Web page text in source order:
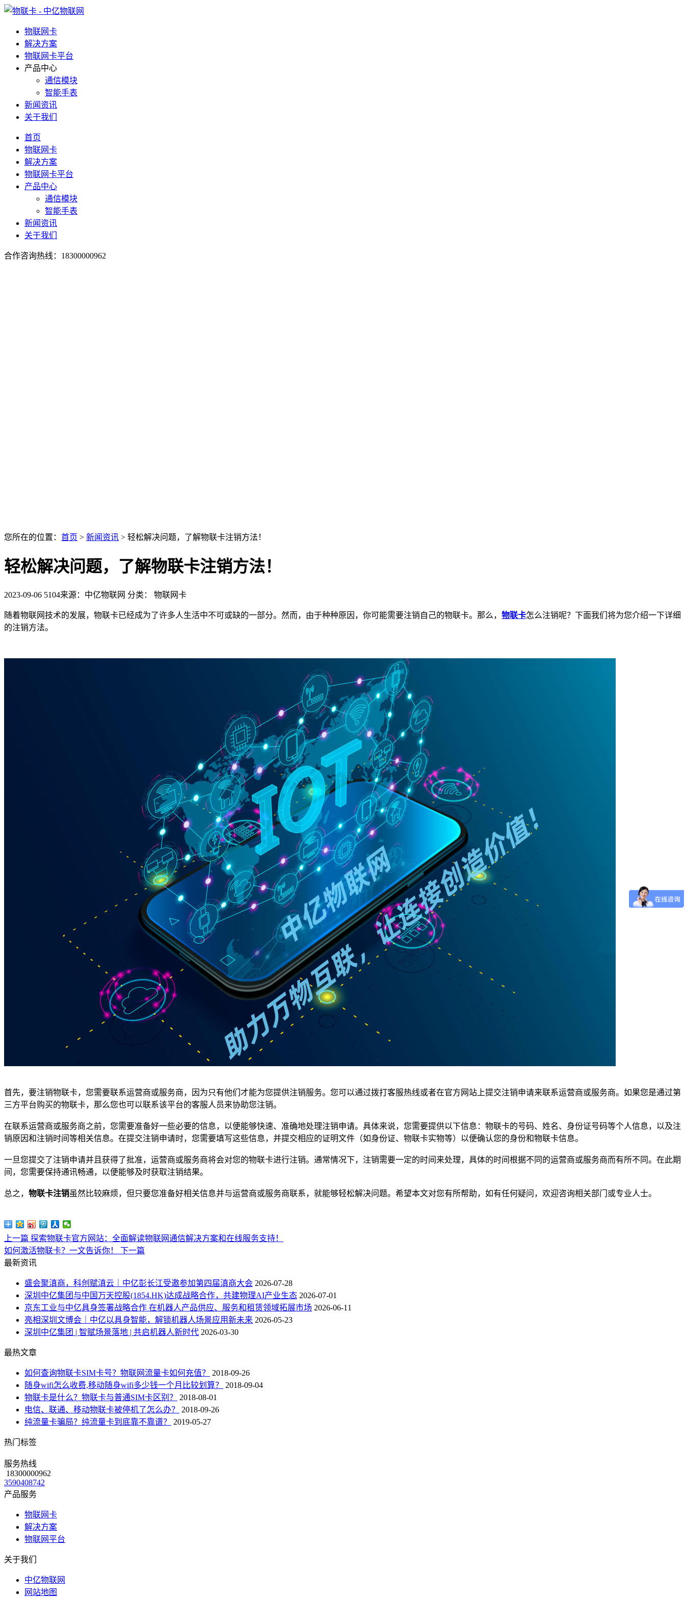
物联网卡
解决方案
物联网卡平台
产品中心
通信模块
智能手表
新闻资讯
关于我们
首页
物联网卡
解决方案
物联网卡平台
产品中心
通信模块
智能手表
新闻资讯
关于我们
合作咨询热线： 18300000962
您所在的位置： 首页 > 新闻资讯 > 轻松解决问题，了解物联卡注销方法！
轻松解决问题，了解物联卡注销方法！
2023-09-06 5104来源：中亿物联网 分类： 物联网卡
随着物联网技术的发展，物联卡已经成为了许多人生活中不可或缺的一部分。然而，由于种种原因，你可能需要注销自己的物联卡。那么， 物联卡怎么注销呢？下面我们将为您介绍一下详细
的注销方法。
首先，要注销物联卡，您需要联系运营商或服务商，因为只有他们才能为您提供注销服务。您可以通过拨打客服热线或者在官方网站上提交注销申请来联系运营商或服务商。如果您是通过第
三方平台购买的物联卡，那么您也可以联系该平台的客服人员来协助您注销。
在联系运营商或服务商之前，您需要准备好一些必要的信息，以便能够快速、准确地处理注销申请。具体来说，您需要提供以下信息：物联卡的号码、姓名、身份证号码等个人信息，以及注
销原因和注销时间等相关信息。在提交注销申请时，您需要填写这些信息，并提交相应的证明文件（如身份证、物联卡实物等）以便确认您的身份和物联卡信息。
一旦您提交了注销申请并且获得了批准，运营商或服务商将会对您的物联卡进行注销。通常情况下，注销需要一定的时间来处理，具体的时间根据不同的运营商或服务商而有所不同。在此期
间，您需要保持通讯畅通，以便能够及时获取注销结果。
总之， 物联卡注销虽然比较麻烦，但只要您准备好相关信息并与运营商或服务商联系，就能够轻松解决问题。希望本文对您有所帮助，如有任何疑问，欢迎咨询相关部门或专业人士。
上一篇 探索物联卡官方网站：全面解读物联网通信解决方案和在线服务支持！
如何激活物联卡？一文告诉你！ 下一篇
最新资讯
盛会聚滇商，科创赋滇云｜中亿彭长江受邀参加第四届滇商大会 2026-07-28
深圳中亿集团与中国万天控股(1854.HK)达成战略合作，共建物理AI产业生态 2026-07-01
京东工业与中亿具身签署战略合作 在机器人产品供应、服务和租赁领域拓展市场 2026-06-11
亮相深圳文博会｜中亿以具身智能，解锁机器人场景应用新未来 2026-05-23
深圳中亿集团 | 智赋场景落地 | 共启机器人新时代 2026-03-30
最热文章
如何查询物联卡SIM卡号？物联网流量卡如何充值？
2018-09-26
随身wifi怎么收费,移动随身wifi多少钱一个月比较划算？
2018-09-04
物联卡是什么？物联卡与普通SIM卡区别？
2018-08-01
电信、联通、移动物联卡被停机了怎么办？
2018-09-26
纯流量卡骗局？纯流量卡到底靠不靠谱？
2019-05-27
热门标签
服务热线
18300000962
3590408742
产品服务
物联网卡
解决方案
物联网平台
关于我们
中亿物联网
网站地图